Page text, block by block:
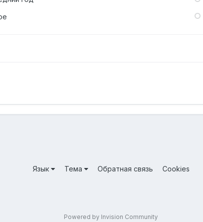
Язык Тема Обратная связь
Cookies
Powered by Invision Community